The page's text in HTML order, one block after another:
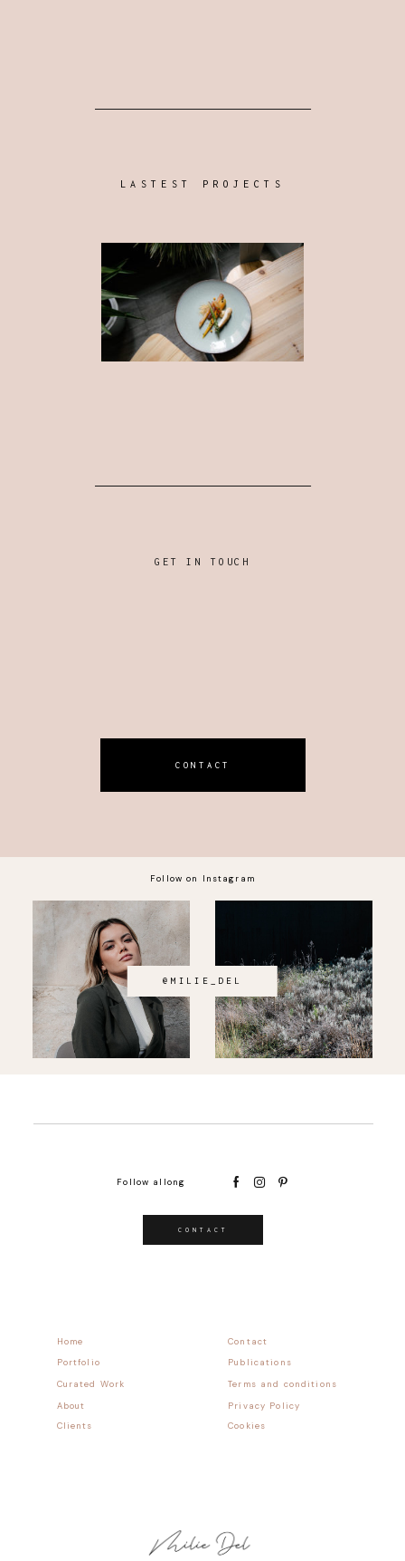
LASTEST PROJECTS
GET IN TOUCH
CONTACT
Follow on Instagram
@MILIE_DEL
Contact
Home
Follow allong
Publications
Portfolio
Terms and conditions
Curated Work
CONTACT
Privacy Policy
About
Cookies
Clients